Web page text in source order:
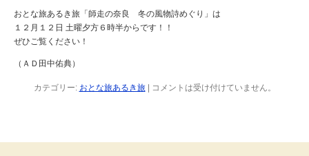
おとな旅あるき旅「師走の奈良 冬の風物詩めぐり」は
１２月１２日 土曜夕方６時半からです！！
ぜひご覧ください！
（ＡＤ田中佑典）
カテゴリー: おとな旅あるき旅| コメントは受け付けていません。